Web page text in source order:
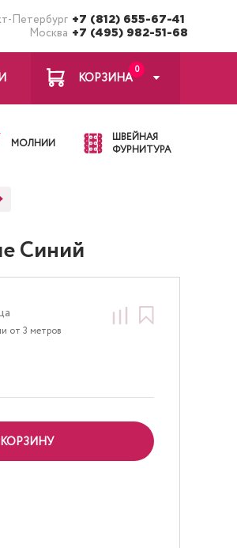
Петербург +7 (812) 655-67-41
Москва +7 (495) 982-51-68
0
КОРЗИНА
МОЛНИИ
ШВЕЙНАЯ
ФУРНИТУРА
Синий
от 3 метров